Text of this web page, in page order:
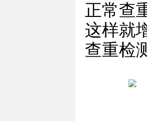
正常查
这样就
查重检